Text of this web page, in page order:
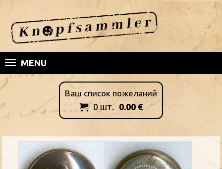
MENU
Ваш список пожеланий
 0 шт. 0.00 €